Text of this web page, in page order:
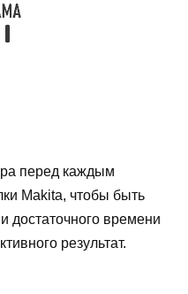
перед каждым
Makita, чтобы быть
достаточного времени
результат.